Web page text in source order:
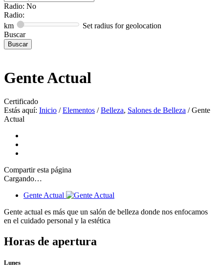
Radio: No
Radio:
km
Set radius for geolocation
Buscar
Gente Actual
Certificado
Estás aquí: Inicio / Elementos / Belleza, Salones de Belleza / Gente
Actual
Compartir esta página
Cargando…
Gente Actual
Gente actual es más que un salón de belleza donde nos enfocamos
en el cuidado personal y la estética
Horas de apertura
Lunes